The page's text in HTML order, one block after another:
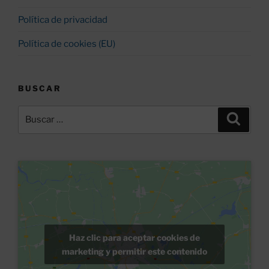
Política de privacidad
Política de cookies (EU)
BUSCAR
Haz clic para aceptar cookies de
marketing y permitir este contenido